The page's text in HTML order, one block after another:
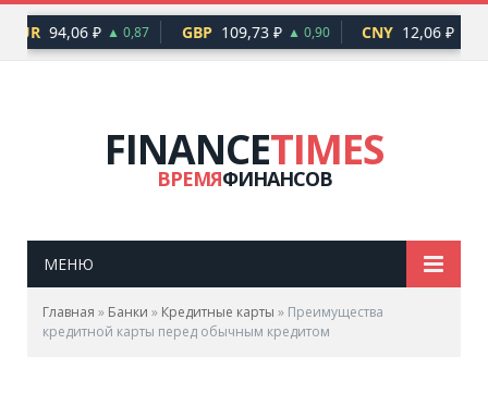
EUR 94,06 ₽ ▲ 0,87 GBP 109,73 ₽ ▲ 0,90 CNY 12,06 ₽ ▲
FINANCETIMES
ВРЕМЯФИНАНСОВ
МЕНЮ
Главная » Банки » Кредитные карты » Преимущества
кредитной карты перед обычным кредитом